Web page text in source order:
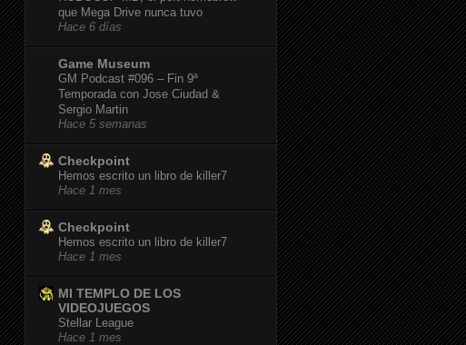
que Mega Drive nunca tuvo
Hace 6 días
Game Museum
GM Podcast #096 – Fin 9ª
Temporada con Jose Ciudad &
Sergio Martin
Hace 5 semanas
Checkpoint
Hemos escrito un libro de killer7
Hace 1 mes
Checkpoint
Hemos escrito un libro de killer7
Hace 1 mes
MI TEMPLO DE LOS
VIDEOJUEGOS
Stellar League
Hace 1 mes